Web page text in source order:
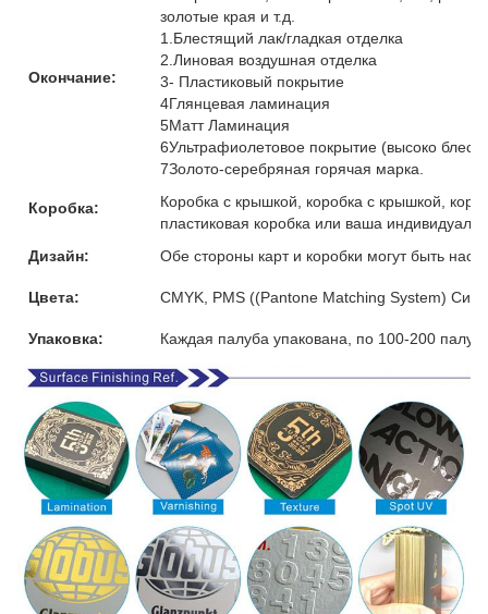
Окончание:
золотые края и т.д.
1.Блестящий лак/гладкая отделка
2.Линовая воздушная отделка
3- Пластиковый покрытие
4Глянцевая ламинация
5Матт Ламинация
6Ультрафиолетовое покрытие (высоко
7Золото-серебряная горячая марка.
Коробка:
Коробка с крышкой, коробка с крышкой,
пластиковая коробка или ваша
Дизайн:
Обе стороны карт и коробки могут быть
Цвета: CMYK, PMS ((Pantone Matching System)
Упаковка: Каждая палуба упакована, по 100-200 палуб